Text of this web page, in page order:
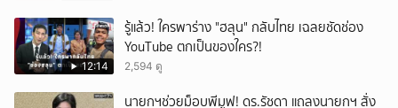
12:14
รู้แล้ว! ใครพาร่าง "ฮลุน" กลับไทย เฉลยชัดช่อง
YouTube ตกเป็นของใคร?!
2,594 ดู
นายกฯช่วยม็อบพีมูฟ! ดร.รัชดา แถลงนายกฯ สั่ง